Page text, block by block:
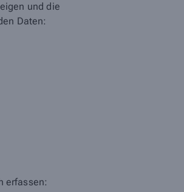
und die
Daten:
erfassen: